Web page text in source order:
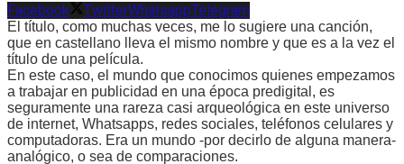
Facebook TwitterWhatsappTelegram
El título, como muchas veces, me lo sugiere una canción,
que en castellano lleva el mismo nombre y que es a la vez el
título de una película.
En este caso, el mundo que conocimos quienes empezamos
a trabajar en publicidad en una época predigital, es
seguramente una rareza casi arqueológica en este universo
de internet, Whatsapps, redes sociales, teléfonos celulares y
computadoras. Era un mundo -por decirlo de alguna manera-
analógico, o sea de comparaciones.